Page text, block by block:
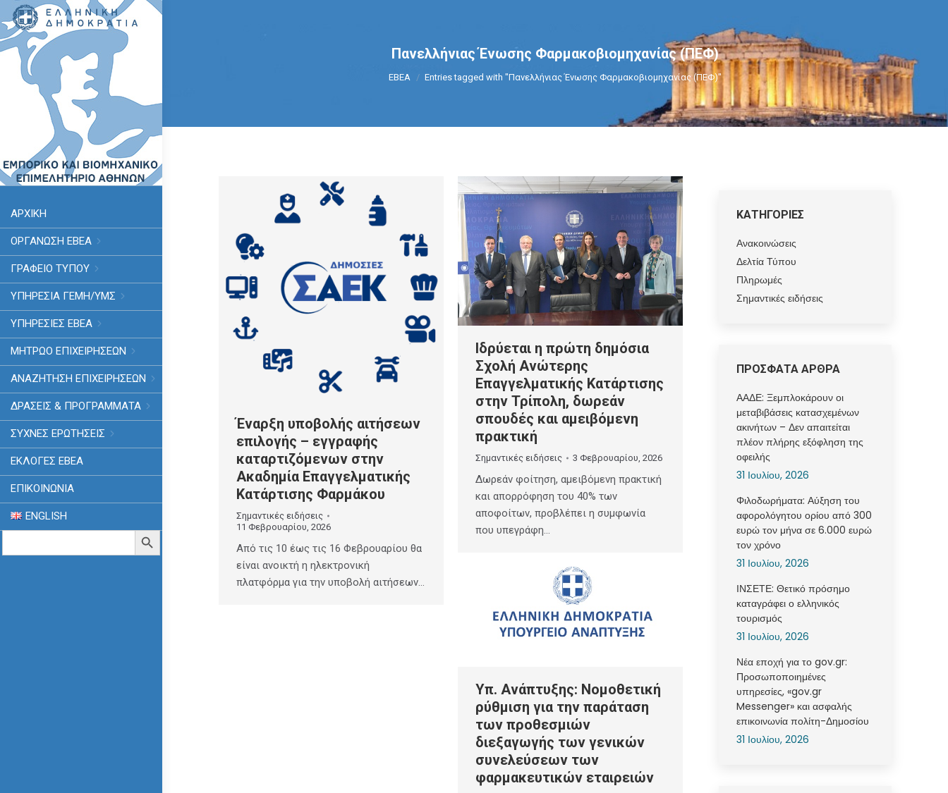
ΑΡΧΙΚΗ
ΟΡΓΑΝΩΣΗ ΕΒΕΑ
ΓΡΑΦΕΙΟ ΤΥΠΟΥ
ΥΠΗΡΕΣΊΑ ΓΕΜΗ/ΥΜΣ
ΥΠΗΡΕΣΙΕΣ ΕΒΕΑ
ΜΗΤΡΩΟ ΕΠΙΧΕΙΡΗΣΕΩΝ
ΑΝΑΖΗΤΗΣΗ ΕΠΙΧΕΙΡΗΣΕΩΝ
ΔΡΑΣΕΙΣ & ΠΡΟΓΡΑΜΜΑΤΑ
ΣΥΧΝΕΣ ΕΡΩΤΗΣΕΙΣ
ΕΚΛΟΓΈΣ ΕΒΕΑ
ΕΠΙΚΟΙΝΩΝΙΑ
ENGLISH
Search
Search Button
Πανελλήνιας Ένωσης Φαρμακοβιομηχανίας (ΠΕΦ)
You are here:
ΕΒΕΑ Entries tagged with "Πανελλήνιας Ένωσης Φαρμακοβιομηχανίας (ΠΕΦ)"
Έναρξη υποβολής αιτήσεων
επιλογής – εγγραφής
καταρτιζόμενων στην
Ακαδημία Επαγγελματικής
Κατάρτισης Φαρμάκου
Σημαντικές ειδήσεις
11 Φεβρουαρίου, 2026
Από τις 10 έως τις 16 Φεβρουαρίου θα
είναι ανοικτή η ηλεκτρονική
πλατφόρμα για την υποβολή αιτήσεων…
Ιδρύεται η πρώτη δημόσια
Σχολή Ανώτερης
Επαγγελματικής Κατάρτισης
στην Τρίπολη, δωρεάν
σπουδές και αμειβόμενη
πρακτική
Σημαντικές ειδήσεις 3 Φεβρουαρίου, 2026
Δωρεάν φοίτηση, αμειβόμενη πρακτική
και απορρόφηση του 40% των
αποφοίτων, προβλέπει η συμφωνία
που υπεγράφη…
Υπ. Ανάπτυξης: Νομοθετική
ρύθμιση για την παράταση
των προθεσμιών
διεξαγωγής των γενικών
συνελεύσεων των
φαρμακευτικών εταιρειών
ΚΑΤΗΓΟΡΙΕΣ
Ανακοινώσεις
Δελτία Τύπου
Πληρωμές
Σημαντικές ειδήσεις
ΠΡΟΣΦΑΤΑ ΑΡΘΡΑ
ΑΑΔΕ: Ξεμπλοκάρουν οι
μεταβιβάσεις κατασχεμένων
ακινήτων – Δεν απαιτείται
πλέον πλήρης εξόφληση της
οφειλής
31 Ιουλίου, 2026
Φιλοδωρήματα: Αύξηση του
αφορολόγητου ορίου από 300
ευρώ τον μήνα σε 6.000 ευρώ
τον χρόνο
31 Ιουλίου, 2026
ΙΝΣΕΤΕ: Θετικό πρόσημο
καταγράφει ο ελληνικός
τουρισμός
31 Ιουλίου, 2026
Νέα εποχή για το gov.gr:
Προσωποποιημένες
υπηρεσίες, «gov.gr
Messenger» και ασφαλής
επικοινωνία πολίτη-Δημοσίου
31 Ιουλίου, 2026